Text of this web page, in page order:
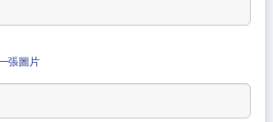
張圖片